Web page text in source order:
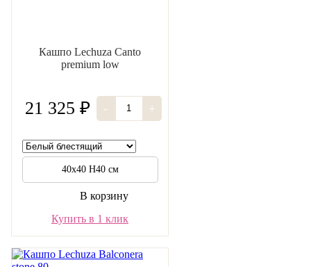
Кашпо Lechuza Canto
premium low
21 325 ₽ - +
40х40 Н40 см
В корзину
Купить в 1 клик